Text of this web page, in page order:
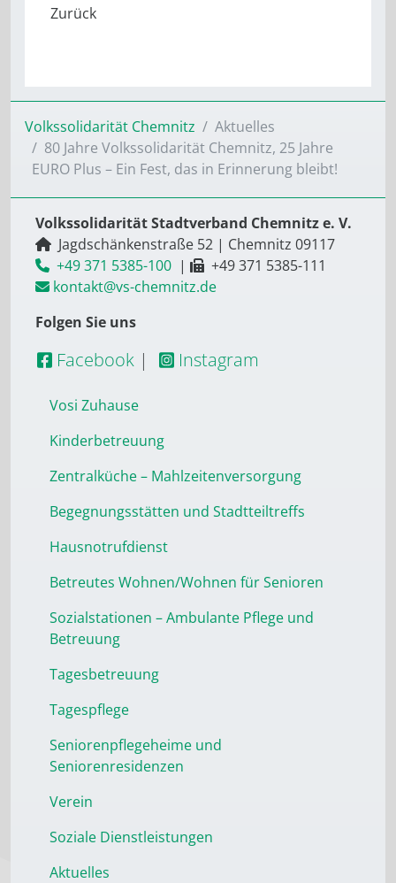
Volkssolidarität Chemnitz
Aktuelles
80 Jahre Volkssolidarität Chemnitz, 25 Jahre
EURO Plus – Ein Fest, das in Erinnerung bleibt!
Volkssolidarität Stadtverband Chemnitz e. V.
Jagdschänkenstraße 52 | Chemnitz 09117
+49 371 5385-100 |
+49 371 5385-111
kontakt@vs-chemnitz.de
Folgen Sie uns
Facebook | Instagram
Vosi Zuhause
Kinderbetreuung
Zentralküche – Mahlzeitenversorgung
Begegnungsstätten und Stadtteiltreffs
Hausnotrufdienst
Betreutes Wohnen/Wohnen für Senioren
Sozialstationen – Ambulante Pflege und
Betreuung
Tagesbetreuung
Tagespflege
Seniorenpflegeheime und
Seniorenresidenzen
Verein
Soziale Dienstleistungen
Aktuelles